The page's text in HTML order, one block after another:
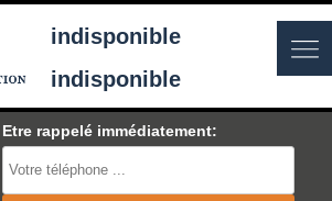
indisponible
indisponible
Etre rappelé immédiatement: